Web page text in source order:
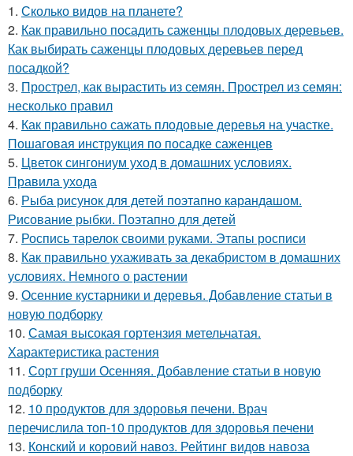
1. Сколько видов на планете?
2. Как правильно посадить саженцы плодовых деревьев.
Как выбирать саженцы плодовых деревьев перед
посадкой?
3. Прострел, как вырастить из семян. Прострел из семян:
несколько правил
4. Как правильно сажать плодовые деревья на участке.
Пошаговая инструкция по посадке саженцев
5. Цветок сингониум уход в домашних условиях.
Правила ухода
6. Рыба рисунок для детей поэтапно карандашом.
Рисование рыбки. Поэтапно для детей
7. Роспись тарелок своими руками. Этапы росписи
8. Как правильно ухаживать за декабристом в домашних
условиях. Немного о растении
9. Осенние кустарники и деревья. Добавление статьи в
новую подборку
10. Самая высокая гортензия метельчатая.
Характеристика растения
11. Сорт груши Осенняя. Добавление статьи в новую
подборку
12. 10 продуктов для здоровья печени. Врач
перечислила топ-10 продуктов для здоровья печени
13. Конский и коровий навоз. Рейтинг видов навоза